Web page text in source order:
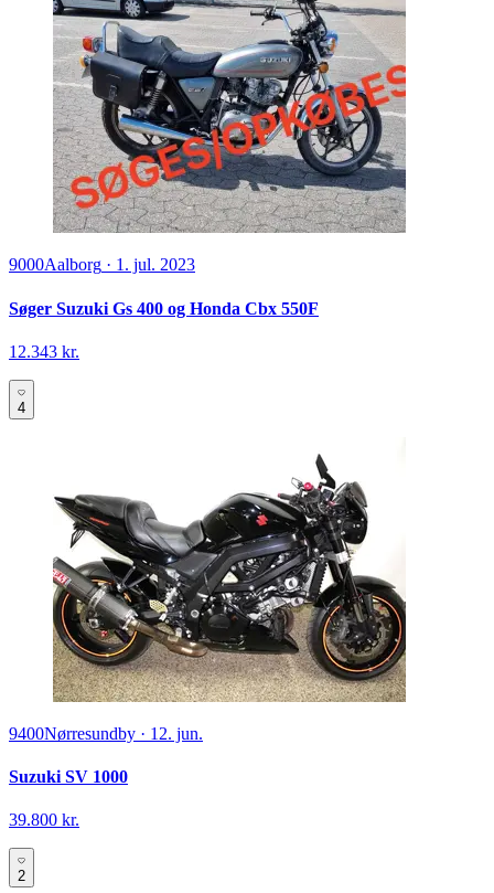
9000Aalborg · 1. jul. 2023
Søger Suzuki Gs 400 og Honda Cbx 550F
12.343 kr.
4
9400Nørresundby · 12. jun.
Suzuki SV 1000
39.800 kr.
2